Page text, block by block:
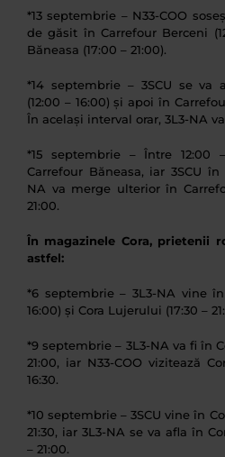
*13 septembrie – N33-COO
de găsit în Carrefour Berceni
Băneasa (17:00 – 21:00).
*14 septembrie – 3SCU se va
(12:00 – 16:00) și apoi în
În același interval orar, 3L3-NA
*15 septembrie – Între 12:00
Carrefour Băneasa, iar 3SCU
NA va merge ulterior în
21:00.
În magazinele Cora, prietenii
astfel:
*6 septembrie – 3L3-NA vine
16:00) și Cora Lujerului (17:30 –
*9 septembrie – 3L3-NA va fi în
21:00, iar N33-COO vizitează
16:30.
*10 septembrie – 3SCU vine în
21:30, iar 3L3-NA se va afla în
– 21:00.